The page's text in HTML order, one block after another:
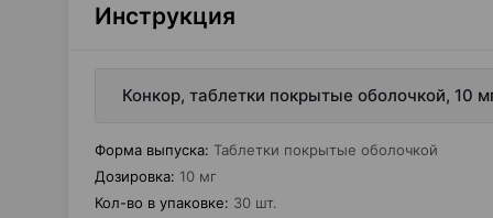
Инструкция
Конкор, таблетки покрытые оболочкой, 10
Форма выпуска: Таблетки покрытые оболочкой
Дозировка: 10 мг
Кол-во в упаковке: 30 шт.